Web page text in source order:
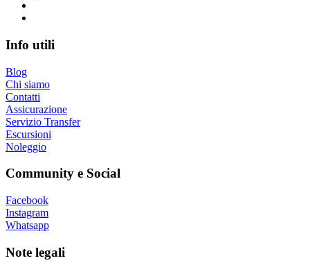
Info utili
Blog
Chi siamo
Contatti
Assicurazione
Servizio Transfer
Escursioni
Noleggio
Community e Social
Facebook
Instagram
Whatsapp
Note legali